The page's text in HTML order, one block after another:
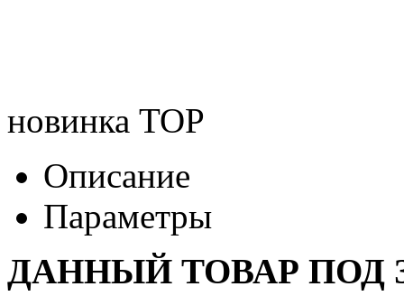
новинка TOP
Описание
Параметры
ДАННЫЙ ТОВАР ПОД